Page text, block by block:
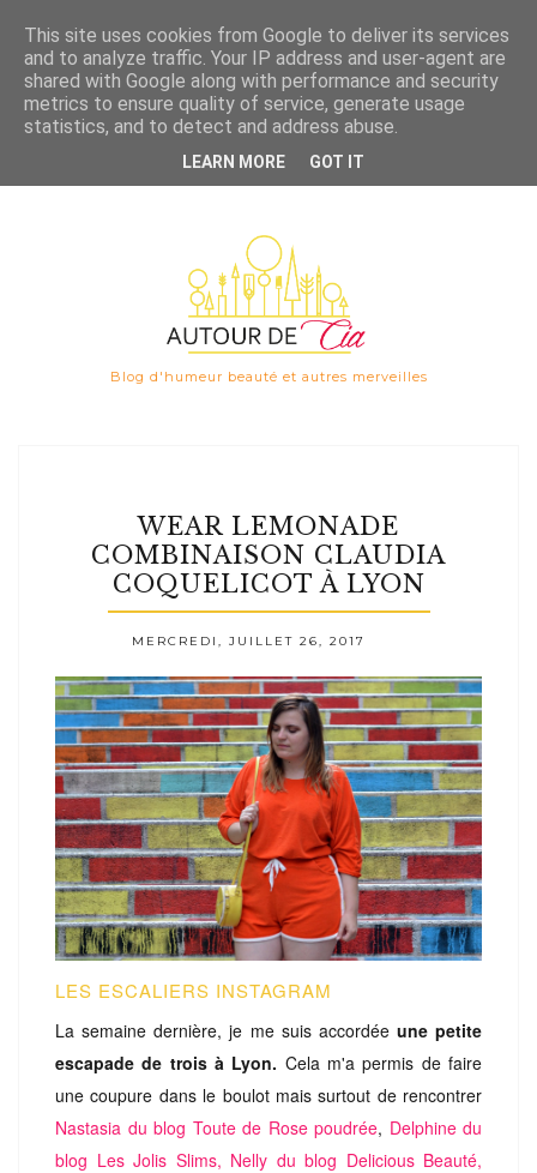

Blog d'humeur beauté et autres merveilles
WEAR LEMONADE
COMBINAISON CLAUDIA
COQUELICOT À LYON
MERCREDI, JUILLET 26, 2017
LES ESCALIERS INSTAGRAM
La semaine dernière, je me suis accordée une petite
escapade de trois à Lyon. Cela m'a permis de faire
une coupure dans le boulot mais surtout de rencontrer
Nastasia du blog Toute de Rose poudrée, Delphine du
blog Les Jolis Slims, Nelly du blog Delicious Beauté,
This site uses cookies from Google to deliver its services
and to analyze traffic. Your IP address and user-agent are
shared with Google along with performance and security
metrics to ensure quality of service, generate usage
statistics, and to detect and address abuse.
LEARN MORE GOT IT